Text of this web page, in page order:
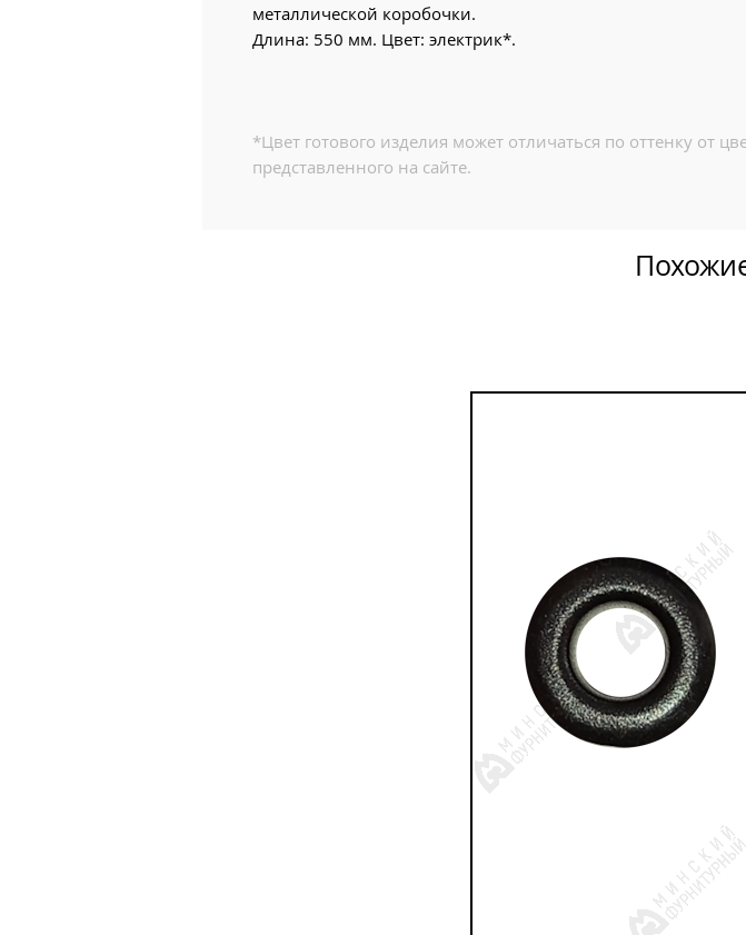
металлической коробочки.
Длина: 550 мм. Цвет: электрик*.
*Цвет готового изделия может отличаться по оттенку от
представленного на сайте.